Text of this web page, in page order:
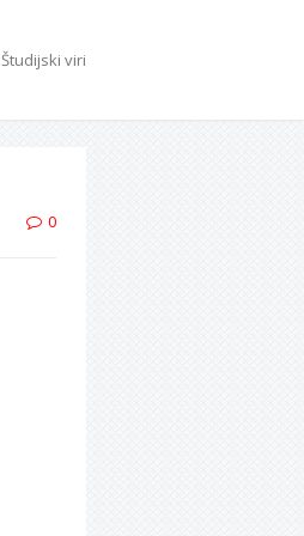
Študijski viri
0